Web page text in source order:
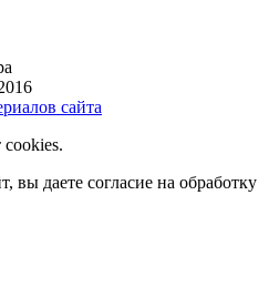
сайта
вы даете согласие на обработку